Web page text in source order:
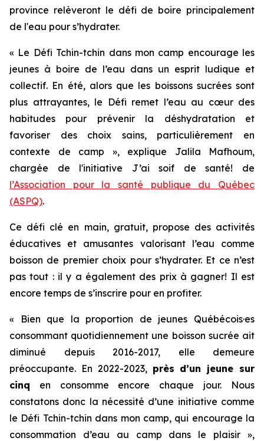
province relèveront le défi de boire principalement
de l'eau pour s’hydrater.
« Le Défi Tchin-tchin dans mon camp encourage les
jeunes à boire de l’eau dans un esprit ludique et
collectif. En été, alors que les boissons sucrées sont
plus attrayantes, le Défi remet l’eau au cœur des
habitudes pour prévenir la déshydratation et
favoriser des choix sains, particulièrement en
contexte de camp », explique Jalila Mafhoum,
chargée de l'initiative J’ai soif de santé! de
l’Association pour la santé publique du Québec
(ASPQ).
Ce défi clé en main, gratuit, propose des activités
éducatives et amusantes valorisant l’eau comme
boisson de premier choix pour s’hydrater. Et ce n’est
pas tout : il y a également des prix à gagner! Il est
encore temps de s’inscrire pour en profiter.
« Bien que la proportion de jeunes Québécois·es
consommant quotidiennement une boisson sucrée ait
diminué depuis 2016-2017, elle demeure
préoccupante. En 2022-2023, près d’un jeune sur
cinq en consomme encore chaque jour. Nous
constatons donc la nécessité d’une initiative comme
le Défi Tchin-tchin dans mon camp, qui encourage la
consommation d’eau au camp dans le plaisir »,